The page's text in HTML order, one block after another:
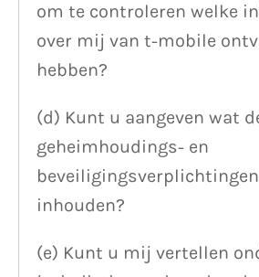
om te controleren welke
over mij van t-mobile
hebben?
(d) Kunt u aangeven wat
geheimhoudings- en
inhouden?
(e) Kunt u mij vertellen